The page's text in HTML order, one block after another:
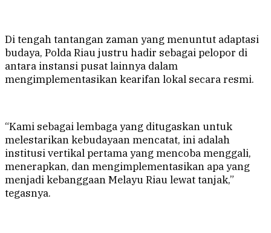
Di tengah tantangan zaman yang menuntut adaptasi
budaya, Polda Riau justru hadir sebagai pelopor di
antara instansi pusat lainnya dalam
mengimplementasikan kearifan lokal secara resmi.
“Kami sebagai lembaga yang ditugaskan untuk
melestarikan kebudayaan mencatat, ini adalah
institusi vertikal pertama yang mencoba menggali,
menerapkan, dan mengimplementasikan apa yang
menjadi kebanggaan Melayu Riau lewat tanjak,”
tegasnya.